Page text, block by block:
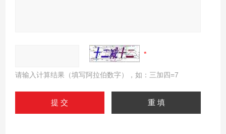
请输入计算结果（填写阿拉伯数字），如：三加四=7